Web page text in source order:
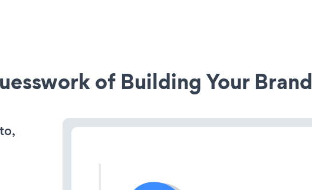
of Building Your Brand